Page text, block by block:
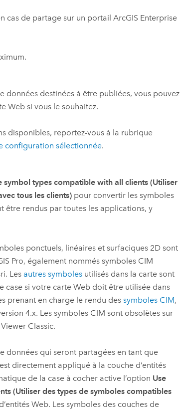
cas de partage sur un portailArcGIS Enterprise
données destinées à être publiées, vous pouvez
Web si vous le souhaitez.
disponibles, reportez-vous à la rubrique
configuration sélectionnée.
symbol types compatible with all clients (Utiliser
tous les clients) pour convertir les symboles
être rendus par toutes les applications, y
ponctuels, linéaires et surfaciques 2D sont
Pro, également nommés symboles CIM
. Les autres symboles utilisés dans la carte sont
case si votre carte Web doit être utilisée dans
prenant en charge le rendu dessymboles CIM,
4.x. Les symboles CIM sont obsolètes sur
Classic.
données qui seront partagées en tant que
directement appliqué à la couche d’entités
de la case à cocher active l’option Use
(Utiliser des types de symboles compatibles
Web. Les symboles des couches de